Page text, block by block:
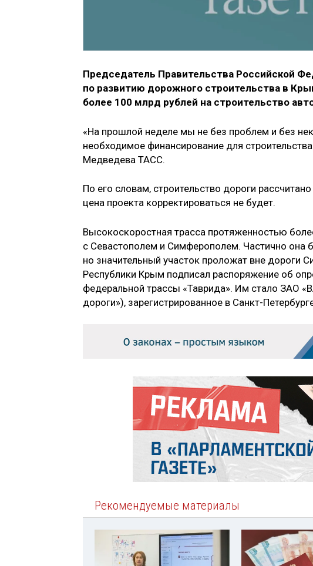
Председатель Правительства Российской
по развитию дорожного строительства в
более 100 млрд рублей на строительство
«На прошлой неделе мы не без проблем и без
необходимое финансирование для
Медведева ТАСС.
По его словам, строительство дороги
цена проекта корректироваться не будет.
Высокоскоростная трасса протяженностью
с Севастополем и Симферополем. Частично она
но значительный участок проложат вне дороги
Республики Крым подписал распоряжение об
федеральной трассы «Таврида». Им стало ЗАО
дороги»), зарегистрированное в Санкт-
Рекомендуемые материалы